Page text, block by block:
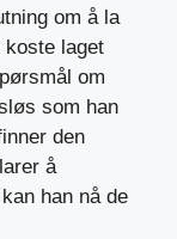
om å la
laget
om
som han
den
å
han nå de